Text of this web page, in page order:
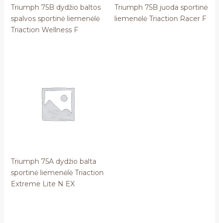
Triumph 75B dydžio baltos
spalvos sportinė liemenėlė
Triaction Wellness F
Triumph 75B juoda sportinė
liemenėlė Triaction Racer F
Triumph 75A dydžio balta
sportinė liemenėlė Triaction
Extreme Lite N EX